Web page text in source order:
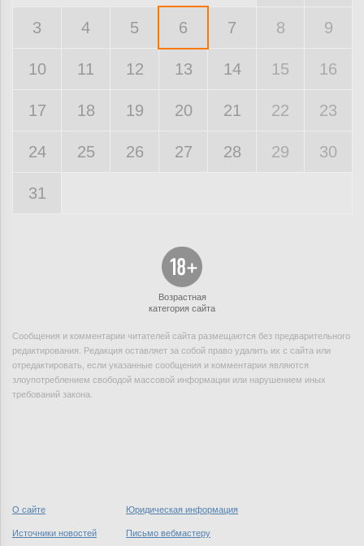
3 4 5 6 7 8 9
10 11 12 13 14 15 16
17 18 19 20 21 22 23
24 25 26 27 28 29 30
31
Возрастная
категория сайта
Сообщения и комментарии читателей сайта размещаются без предварительного
редактирования. Редакция оставляет за собой право удалить их с сайта или
отредактировать, если указанные сообщения и комментарии являются
злоупотреблением свободой массовой информации или нарушением иных
требований закона.
О сайте Юридическая информация
Источники новостей Письмо вебмастеру